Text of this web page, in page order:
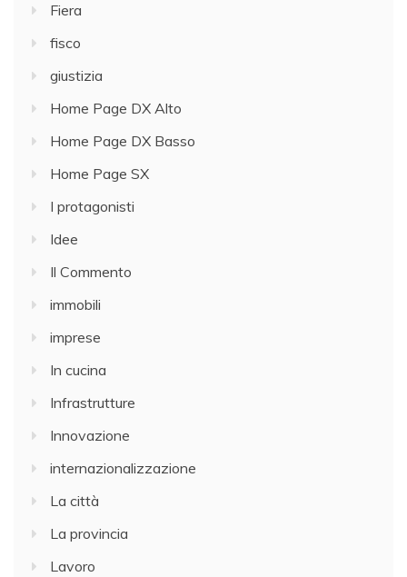
Fiera
fisco
giustizia
Home Page DX Alto
Home Page DX Basso
Home Page SX
I protagonisti
Idee
Il Commento
immobili
imprese
In cucina
Infrastrutture
Innovazione
internazionalizzazione
La città
La provincia
Lavoro